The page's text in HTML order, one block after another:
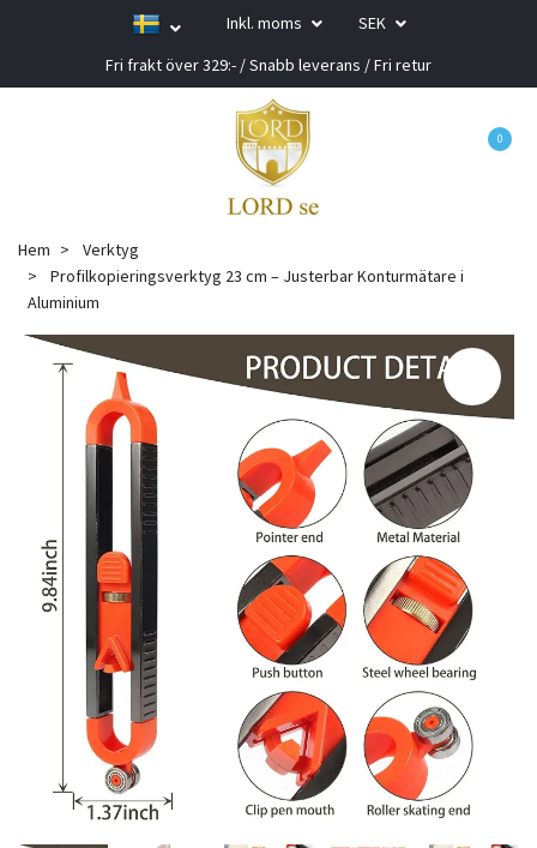
Inkl. moms
SEK
Fri frakt över 329:- / Snabb leverans / Fri retur
0
Hem
Verktyg
Profilkopieringsverktyg 23 cm – Justerbar Konturmätare i
Aluminium